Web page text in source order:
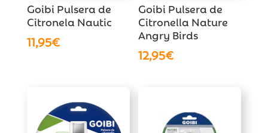
Goibi Pulsera de
Citronela Nautic
11,95€
Goibi Pulsera de
Citronella Nature
Angry Birds
12,95€